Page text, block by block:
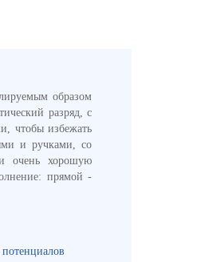
образом
разряд, с
чтобы избежать
и ручками, со
и очень хорошую
прямой -